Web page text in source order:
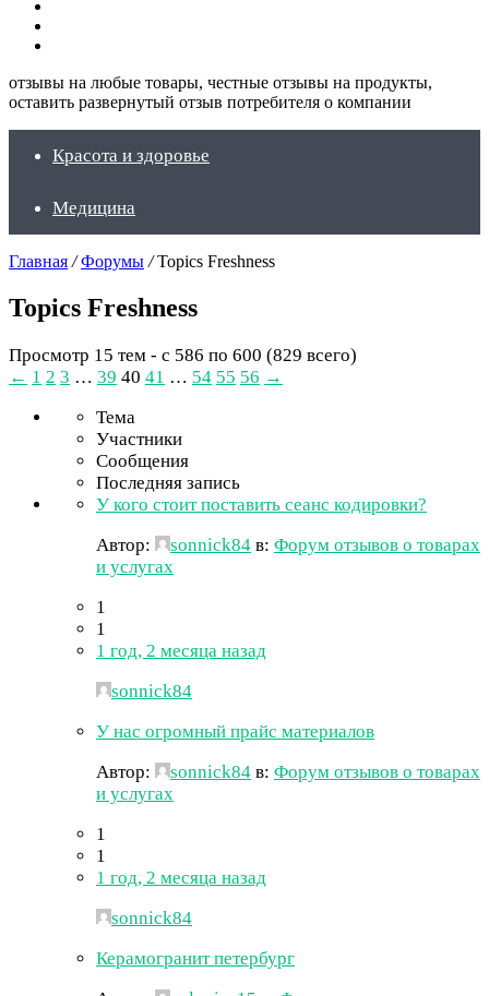
отзывы на любые товары, честные отзывы на продукты,
оставить развернутый отзыв потребителя о компании
Красота и здоровье
Медицина
Главная / Форумы / Topics Freshness
Topics Freshness
Просмотр 15 тем - с 586 по 600 (829 всего)
← 1 2 3 … 39 40 41 … 54 55 56 →
Тема
Участники
Сообщения
Последняя запись
У кого стоит поставить сеанс кодировки?
Автор:
sonnick84 в: Форум отзывов о товарах
и услугах
1
1
1 год, 2 месяца назад
sonnick84
У нас огромный прайс материалов
Автор:
sonnick84 в: Форум отзывов о товарах
и услугах
1
1
1 год, 2 месяца назад
sonnick84
Керамогранит петербург